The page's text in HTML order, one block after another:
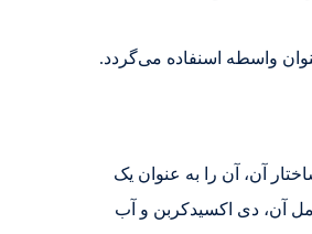
واسطه اسنفاده می‌گردد.
آن، آن را به عنوان یک
آن، دی اکسید‌کربن و آب